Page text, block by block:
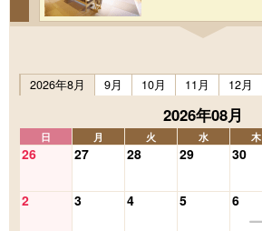
2026年8月
9月 10月 11月 12月
2026年08月
日 月 火 水 木
26 27 28 29 30
2 3 4 5 6